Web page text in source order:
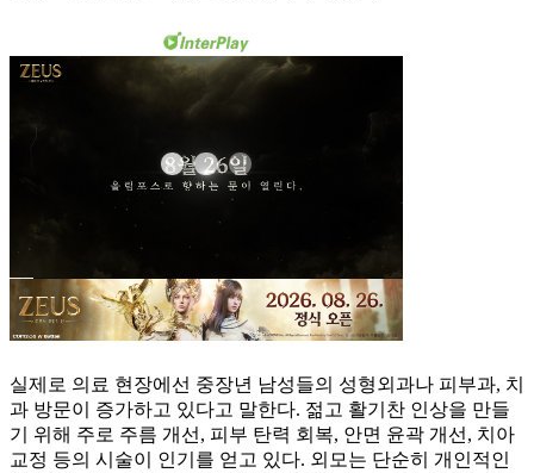
실제로 의료 현장에선 중장년 남성들의 성형외과나 피부과, 치
과 방문이 증가하고 있다고 말한다. 젊고 활기찬 인상을 만들
기 위해 주로 주름 개선, 피부 탄력 회복, 안면 윤곽 개선, 치아
교정 등의 시술이 인기를 얻고 있다. 외모는 단순히 개인적인